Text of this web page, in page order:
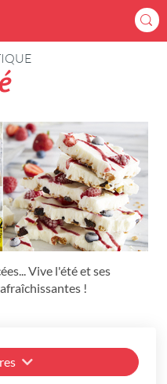
Vive l'été et ses
!